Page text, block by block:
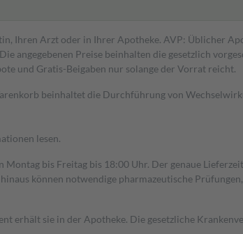
Ihren Arzt oder in Ihrer Apotheke. AVP: Üblicher
Preise beinhalten die gesetzlich
und Gratis-Beigaben nur solange der Vorrat reicht.
beinhaltet die Durchführung von
lesen.
bis Freitag bis 18:00 Uhr. Der genaue
können notwendige pharmazeutische
erhält sie in der Apotheke. Die gesetzliche